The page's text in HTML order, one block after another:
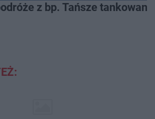
z bp. Tańsze